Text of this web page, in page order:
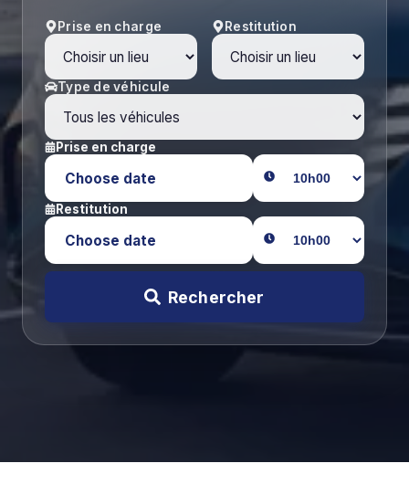
Prise en charge Restitution
Type de véhicule
Prise en charge
Choose date
Restitution
Choose date
Rechercher